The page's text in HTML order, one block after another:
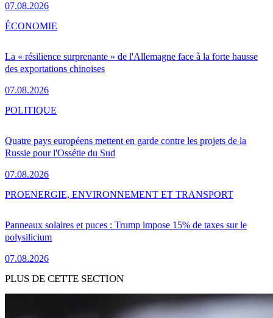
07.08.2026
La « résilience surprenante » de l'Allemagne face à la forte hausse
des exportations chinoises
07.08.2026
ÉCONOMIE
Quatre pays européens mettent en garde contre les projets de la
Russie pour l'Ossétie du Sud
07.08.2026
POLITIQUE
Panneaux solaires et puces : Trump impose 15% de taxes sur le
polysilicium
07.08.2026
PROENERGIE, ENVIRONNEMENT ET TRANSPORT
PLUS DE CETTE SECTION